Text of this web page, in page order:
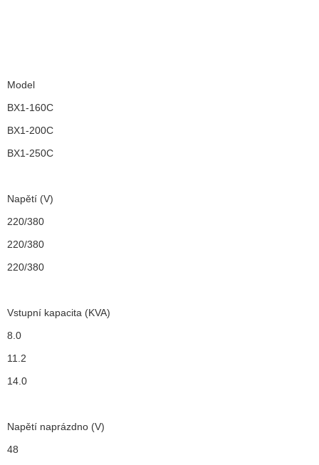
Model
BX1-160C
BX1-200C
BX1-250C
Napětí (V)
220/380
220/380
220/380
Vstupní kapacita (KVA)
8.0
11.2
14.0
Napětí naprázdno (V)
48